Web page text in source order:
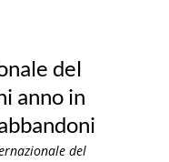
del
anno in
del